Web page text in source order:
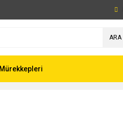
ARA